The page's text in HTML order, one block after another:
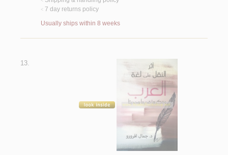
< 7 day returns policy
Usually ships within 8 weeks
13.